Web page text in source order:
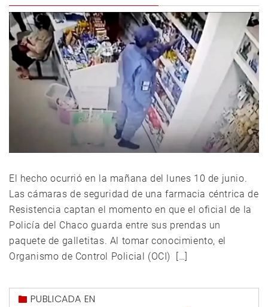
El hecho ocurrió en la mañana del lunes 10 de junio.
Las cámaras de seguridad de una farmacia céntrica de
Resistencia captan el momento en que el oficial de la
Policía del Chaco guarda entre sus prendas un
paquete de galletitas. Al tomar conocimiento, el
Organismo de Control Policial (OCI) […]
PUBLICADA EN